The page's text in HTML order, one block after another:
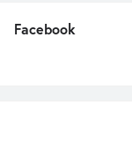
Facebook